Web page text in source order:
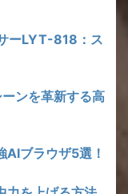
ーLYT-818：ス
ンを革新する高
AIブラウザ5選！